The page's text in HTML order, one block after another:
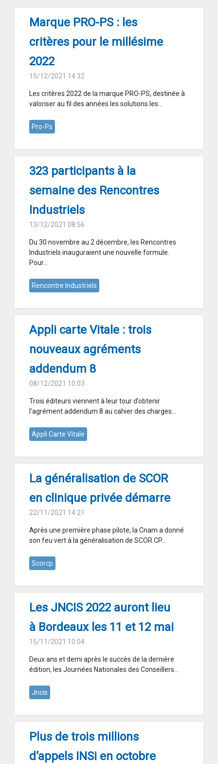
Marque PRO-PS : les
critères pour le millésime
2022
15/12/2021 14:32
Les critères 2022 de la marque PRO-PS, destinée à
valoriser au fil des années les solutions les...
Pro-Ps
323 participants à la
semaine des Rencontres
Industriels
13/12/2021 08:56
Du 30 novembre au 2 décembre, les Rencontres
Industriels inauguraient une nouvelle formule.
Pour...
Rencontre Industriels
Appli carte Vitale : trois
nouveaux agréments
addendum 8
08/12/2021 10:03
Trois éditeurs viennent à leur tour d’obtenir
l’agrément addendum 8 au cahier des charges...
Appli Carte Vitale
La généralisation de SCOR
en clinique privée démarre
22/11/2021 14:21
Après une première phase pilote, la Cnam a donné
son feu vert à la généralisation de SCOR CP...
Scorcp
Les JNCIS 2022 auront lieu
à Bordeaux les 11 et 12 mai
15/11/2021 10:04
Deux ans et demi après le succès de la dernière
édition, les Journées Nationales des Conseillers...
Jncis
Plus de trois millions
d’appels INSi en octobre